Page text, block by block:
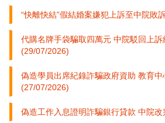
法院電子平台
“快離快結”假結婚案嫌犯上訴至中院敗
代購名牌手袋騙取四萬元 中院駁回上訴
(29/07/2026)
偽造學員出席紀錄詐騙政府資助 教育中
(27/07/2026)
偽造工作入息證明詐騙銀行貸款 中院